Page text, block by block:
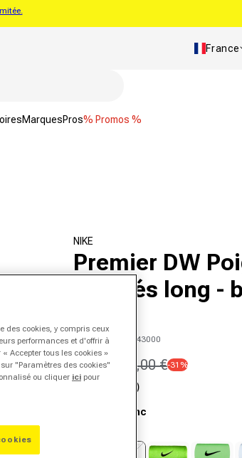
Pays/
France
MarquesPros% Promos %
NIKE
Premier DW
2 unités long -
SKU 00445251443000
Prix promotionnel
15,95 €
Prix normal23,00 €-31%
Aucune
de
sur
(0)
blanc
Variante en rupture
des cookies, y compris ceux
performances et d'offrir à
Accepter tous les cookies »
"Paramètres des cookies"
ou cliquer ici pour